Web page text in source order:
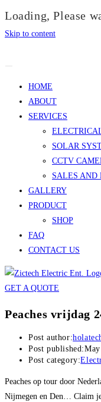
Loading, Please
Skip to content
HOME
ABOUT
SERVICES
SOLAR
CCTV
SALES AND
GALLERY
PRODUCT
SHOP
FAQ
CONTACT US
GET A QUOTE
Peaches vrijdag
Post author:
Post published:
Post category:
Peaches op tour door
Nijmegen en Den… Claim